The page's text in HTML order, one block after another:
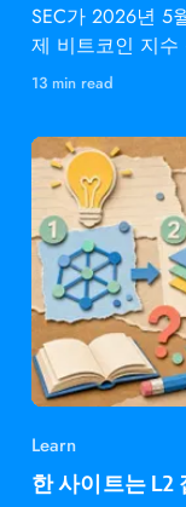
SEC가 2026년 5
제 비트코인 지수
13 min read
Learn
한 사이트는 L2